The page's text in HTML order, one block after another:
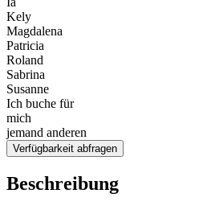
Kely
Magdalena
Patricia
Roland
Sabrina
Susanne
Ich buche für
mich
jemand anderen
Verfügbarkeit abfragen
Beschreibung